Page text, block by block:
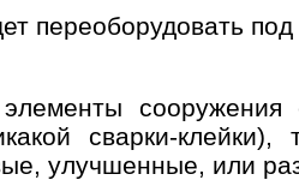
переоборудовать
сооружения
сварки-
улучшенные, или